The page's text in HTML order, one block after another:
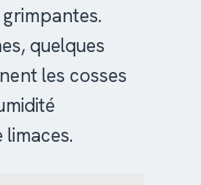
quelques
les cosses